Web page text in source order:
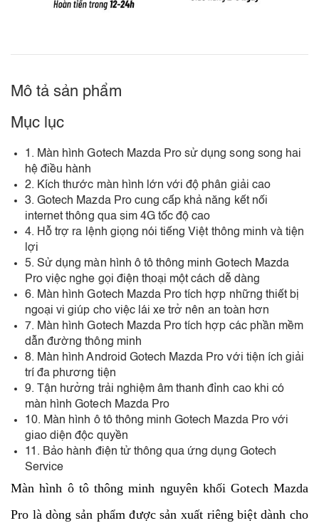
Mô tả sản phẩm
Mục lục
1. Màn hình Gotech Mazda Pro sử dụng song song hai
hệ điều hành
2. Kích thước màn hình lớn với độ phân giải cao
3. Gotech Mazda Pro cung cấp khả năng kết nối
internet thông qua sim 4G tốc độ cao
4. Hỗ trợ ra lệnh giọng nói tiếng Việt thông minh và tiện
lợi
5. Sử dụng màn hình ô tô thông minh Gotech Mazda
Pro việc nghe gọi điện thoại một cách dễ dàng
6. Màn hình Gotech Mazda Pro tích hợp những thiết bị
ngoại vi giúp cho việc lái xe trở nên an toàn hơn
7. Màn hình Gotech Mazda Pro tích hợp các phần mềm
dẫn đường thông minh
8. Màn hình Android Gotech Mazda Pro với tiện ích giải
trí đa phương tiện
9. Tận hưởng trải nghiệm âm thanh đỉnh cao khi có
màn hình Gotech Mazda Pro
10. Màn hình ô tô thông minh Gotech Mazda Pro với
giao diện độc quyền
11. Bảo hành điện tử thông qua ứng dụng Gotech
Service
Màn hình ô tô thông minh nguyên khối Gotech Mazda
Pro là dòng sản phẩm được sản xuất riêng biệt dành cho